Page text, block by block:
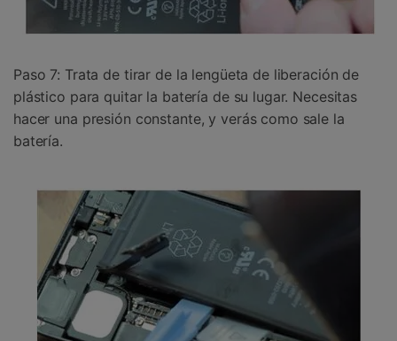
Paso 7: Trata de tirar de la lengüeta de liberación de
plástico para quitar la batería de su lugar. Necesitas
hacer una presión constante, y verás como sale la
batería.